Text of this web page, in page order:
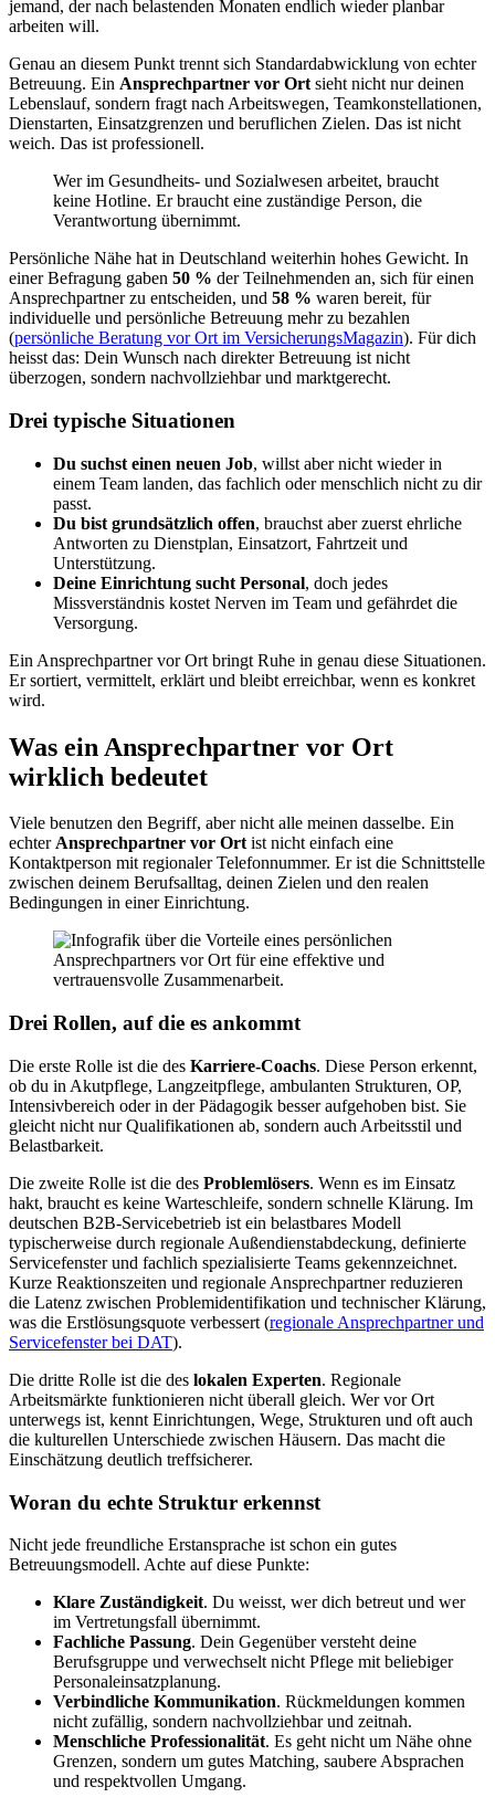
jemand, der nach belastenden Monaten endlich wieder planbar
arbeiten will.
Genau an diesem Punkt trennt sich Standardabwicklung von echter
Betreuung. Ein Ansprechpartner vor Ort sieht nicht nur deinen
Lebenslauf, sondern fragt nach Arbeitswegen, Teamkonstellationen,
Dienstarten, Einsatzgrenzen und beruflichen Zielen. Das ist nicht
weich. Das ist professionell.
Wer im Gesundheits- und Sozialwesen arbeitet, braucht
keine Hotline. Er braucht eine zuständige Person, die
Verantwortung übernimmt.
Persönliche Nähe hat in Deutschland weiterhin hohes Gewicht. In
einer Befragung gaben 50 % der Teilnehmenden an, sich für einen
Ansprechpartner zu entscheiden, und 58 % waren bereit, für
individuelle und persönliche Betreuung mehr zu bezahlen
(persönliche Beratung vor Ort im VersicherungsMagazin). Für dich
heisst das: Dein Wunsch nach direkter Betreuung ist nicht
überzogen, sondern nachvollziehbar und marktgerecht.
Drei typische Situationen
Du suchst einen neuen Job, willst aber nicht wieder in
einem Team landen, das fachlich oder menschlich nicht zu dir
passt.
Du bist grundsätzlich offen, brauchst aber zuerst ehrliche
Antworten zu Dienstplan, Einsatzort, Fahrtzeit und
Unterstützung.
Deine Einrichtung sucht Personal, doch jedes
Missverständnis kostet Nerven im Team und gefährdet die
Versorgung.
Ein Ansprechpartner vor Ort bringt Ruhe in genau diese Situationen.
Er sortiert, vermittelt, erklärt und bleibt erreichbar, wenn es konkret
wird.
Was ein Ansprechpartner vor Ort
wirklich bedeutet
Viele benutzen den Begriff, aber nicht alle meinen dasselbe. Ein
echterAnsprechpartner vor Ortist nicht einfach eine
Kontaktperson mit regionaler Telefonnummer. Er ist die Schnittstelle
zwischen deinem Berufsalltag, deinen Zielen und den realen
Bedingungen in einer Einrichtung.
Drei Rollen, auf die es ankommt
Die erste Rolle ist die des Karriere-Coachs. Diese Person erkennt,
ob du in Akutpflege, Langzeitpflege, ambulanten Strukturen, OP,
Intensivbereich oder in der Pädagogik besser aufgehoben bist. Sie
gleicht nicht nur Qualifikationen ab, sondern auch Arbeitsstil und
Belastbarkeit.
Die zweite Rolle ist die des Problemlösers. Wenn es im Einsatz
hakt, braucht es keine Warteschleife, sondern schnelle Klärung. Im
deutschen B2B-Servicebetrieb ist ein belastbares Modell
typischerweise durch regionale Außendienstabdeckung, definierte
Servicefenster und fachlich spezialisierte Teams gekennzeichnet.
Kurze Reaktionszeiten und regionale Ansprechpartner reduzieren
die Latenz zwischen Problemidentifikation und technischer Klärung,
was die Erstlösungsquote verbessert (regionale Ansprechpartner und
Servicefenster bei DAT).
Die dritte Rolle ist die des lokalen Experten. Regionale
Arbeitsmärkte funktionieren nicht überall gleich. Wer vor Ort
unterwegs ist, kennt Einrichtungen, Wege, Strukturen und oft auch
die kulturellen Unterschiede zwischen Häusern. Das macht die
Einschätzung deutlich treffsicherer.
Woran du echte Struktur erkennst
Nicht jede freundliche Erstansprache ist schon ein gutes
Betreuungsmodell. Achte auf diese Punkte:
Klare Zuständigkeit. Du weisst, wer dich betreut und wer
im Vertretungsfall übernimmt.
Fachliche Passung. Dein Gegenüber versteht deine
Berufsgruppe und verwechselt nicht Pflege mit beliebiger
Personaleinsatzplanung.
Verbindliche Kommunikation. Rückmeldungen kommen
nicht zufällig, sondern nachvollziehbar und zeitnah.
Menschliche Professionalität. Es geht nicht um Nähe ohne
Grenzen, sondern um gutes Matching, saubere Absprachen
und respektvollen Umgang.